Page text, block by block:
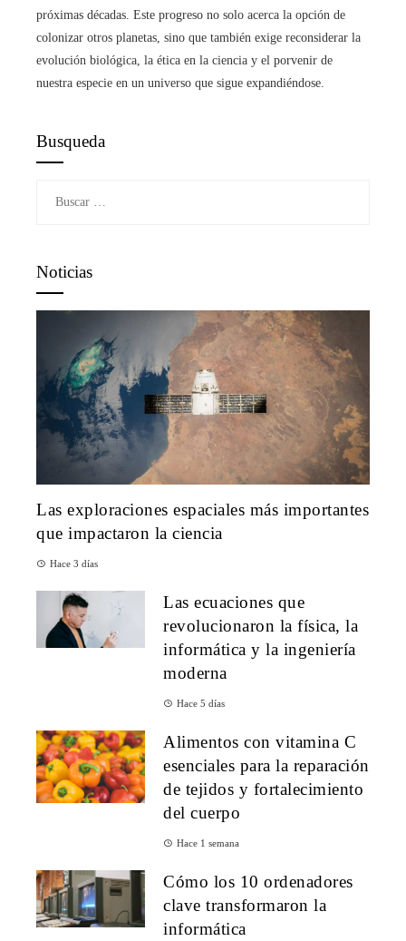
próximas décadas. Este progreso no solo acerca la opción de
colonizar otros planetas, sino que también exige reconsiderar la
evolución biológica, la ética en la ciencia y el porvenir de
nuestra especie en un universo que sigue expandiéndose.
Busqueda
Noticias
Las exploraciones espaciales más importantes
que impactaron la ciencia
Hace 3 días
Las ecuaciones que
revolucionaron la física, la
informática y la ingeniería
moderna
Hace 5 días
Alimentos con vitamina C
esenciales para la reparación
de tejidos y fortalecimiento
del cuerpo
Hace 1 semana
Cómo los 10 ordenadores
clave transformaron la
informática